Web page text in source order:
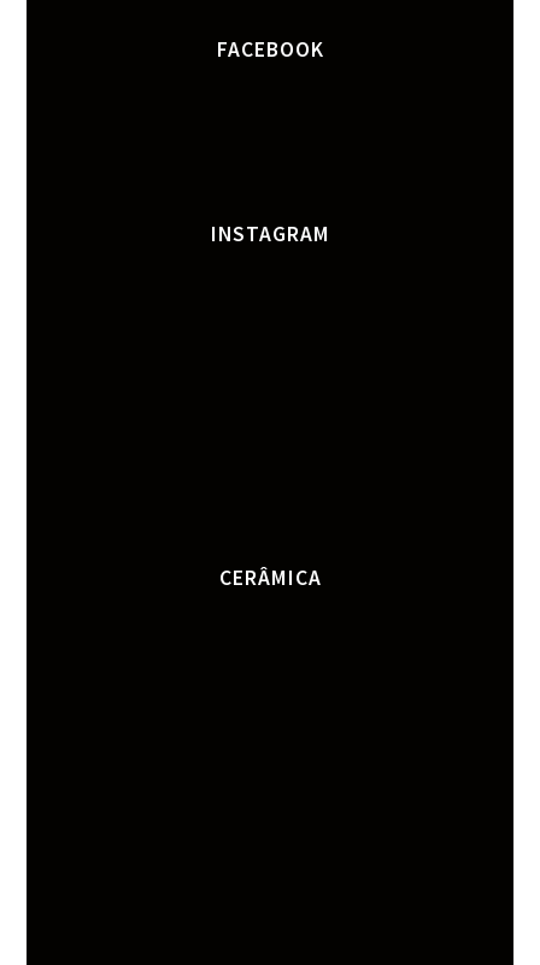
FACEBOOK
INSTAGRAM
CERÂMICA